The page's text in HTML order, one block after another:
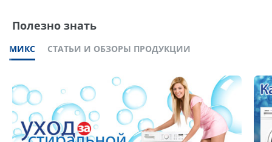
Полезно знать
МИКС СТАТЬИ И ОБЗОРЫ ПРОДУКЦИИ